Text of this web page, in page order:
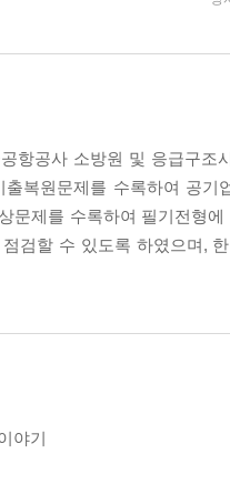
공항공사 소방원 및 응급구
출복원문제를 수록하여 공
문제를 수록하여 필기전형
검할 수 있도록 하였으며,
야기